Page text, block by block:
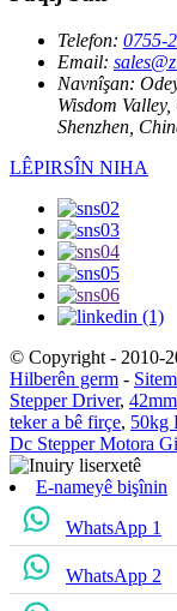
Telefon: 0755-
Email:
Navnîşan:
Wisdom
Shenzhen,
LÊPIRSÎN NIHA
© Copyright - 2010-
Hilberên germ -
Stepper Driver,
teker a bê firçe, 50kg
Dc Stepper Motora
E-nameyê bişînin
WhatsApp 1
WhatsApp 2